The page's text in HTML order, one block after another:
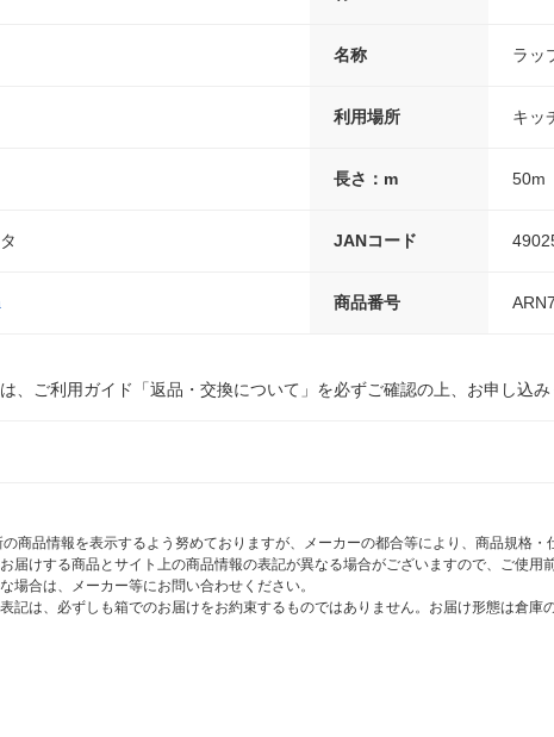
名称 ラッ
利用場所 キッ
長さ：m 50m
JANコード
商品番号
、ご利用ガイド「返品・交換について」を必ずご確認の上、お申し込み
商品情報を表示するよう努めておりますが、メーカーの都合等により、商品規格
届けする商品とサイト上の商品情報の表記が異なる場合がございますので、ご使
場合は、メーカー等にお問い合わせください。
記は、必ずしも箱でのお届けをお約束するものではありません。お届け形態は倉庫